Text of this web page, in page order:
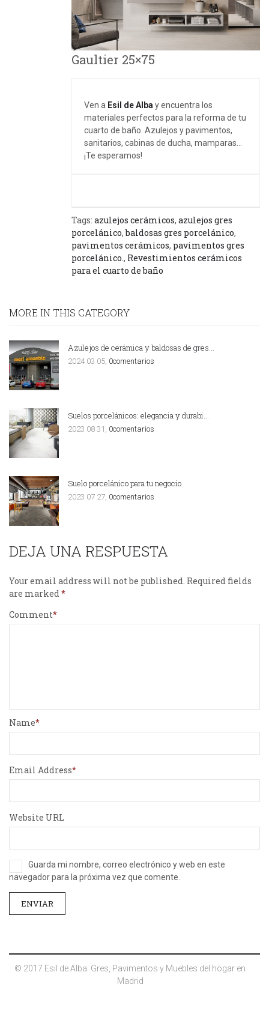
Gaultier 25×75
Ven a Esil de Albay encuentra los
materiales perfectos para la reforma de tu
cuarto de baño. Azulejos y pavimentos,
sanitarios, cabinas de ducha, mamparas…
¡Te esperamos!
Tags: azulejos cerámicos, azulejos gres
porcelánico,baldosas gres porcelánico,
pavimentos cerámicos, pavimentos gres
porcelánico., Revestimientos cerámicos
para el cuarto de baño
MORE IN THIS CATEGORY
Azulejos de cerámica y baldosas de gres…
2024 03 05, 0comentarios
Suelos porcelánicos: elegancia y durabi…
2023 08 31, 0comentarios
Suelo porcelánico para tu negocio
2023 07 27, 0comentarios
DEJA UNA RESPUESTA
Your email address will not be published. Required fields
are marked
Comment
Name
Email Address
Website URL
Guarda mi nombre, correo electrónico y web en este
navegador para la próxima vez que comente.
© 2017 Esil de Alba. Gres, Pavimentos y Muebles del hogar en
Madrid